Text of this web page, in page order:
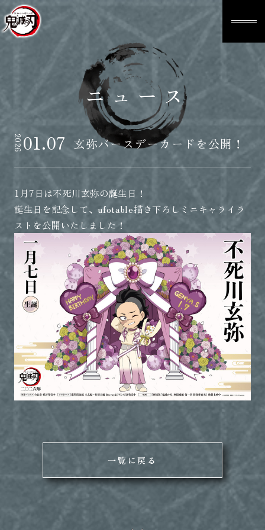
ニュース
202601.07 玄弥バースデーカードを公開！
1月7日は不死川玄弥の誕生日！
誕生日を記念して、ufotable描き下ろしミニキャライラ
ストを公開いたしました！
一覧に戻る